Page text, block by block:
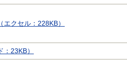
クセル：228KB）
23KB）